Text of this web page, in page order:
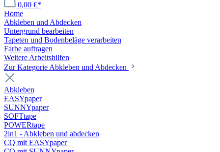
0,00 €*
Home
Abkleben und Abdecken
Untergrund bearbeiten
Tapeten und Bodenbeläge verarbeiten
Farbe auftragen
Weitere Arbeitshilfen
Zur Kategorie Abkleben und Abdecken
Abkleben
EASYpaper
SUNNYpaper
SOFTtape
POWERtape
2in1 - Abkleben und abdecken
CQ mit EASYpaper